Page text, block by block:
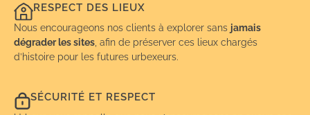
RESPECT DES LIEUX
Nous encourageons nos clients à explorer sans jamais
dégrader les sites , afin de préserver ces lieux chargés
d’histoire pour les futures urbexeurs.
SÉCURITÉ ET RESPECT